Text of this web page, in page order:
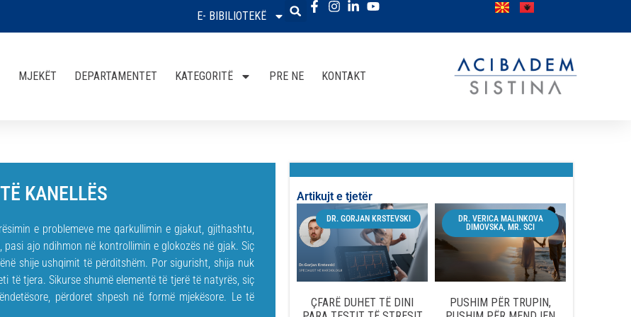
E- BIBILIOTEKË
MJEKËT DEPARTAMENTET KATEGORITË PRE NE KONTAKT
KANELLËS
e problemeve me qarkullimin e gjakut, gjithashtu,
ajo ndihmon në kontrollimin e glokozës në gjak. Siç
shije ushqimit të përditshëm. Por sigurisht, shija nuk
të tjera. Sikurse shumë elementë të tjerë të natyrës, siç
përdoret shpesh në formë mjekësore. Le të
Artikujt e tjetër
DR. GORJAN KRSTEVSKI
ÇFARË DUHET TË DINI
DR. VERICA MALINKOVA
DIMOVSKA, MR. SCI
PUSHIM PËR TRUPIN,